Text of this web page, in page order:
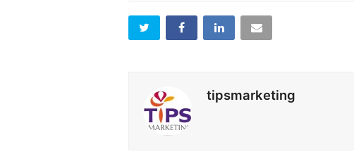
tipsmarketing